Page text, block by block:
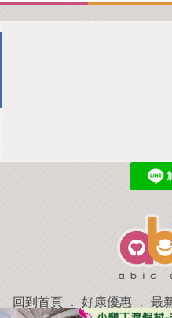
回到首頁 ． 好康優惠 ． 最